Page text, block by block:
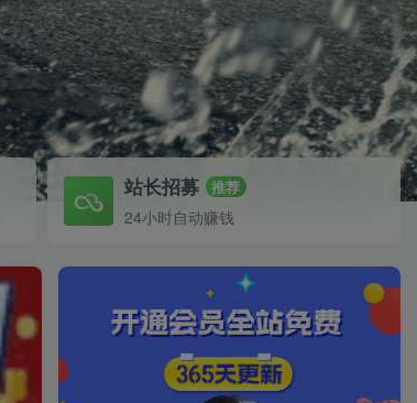
站长招募 推荐
24小时自动赚钱